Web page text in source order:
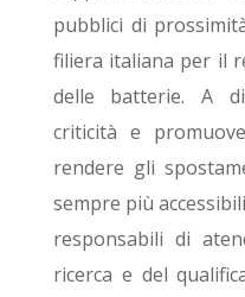
pubblici di
filiera italiana per il
delle batterie. A
criticità e
rendere gli
sempre più
responsabili di
ricerca e del